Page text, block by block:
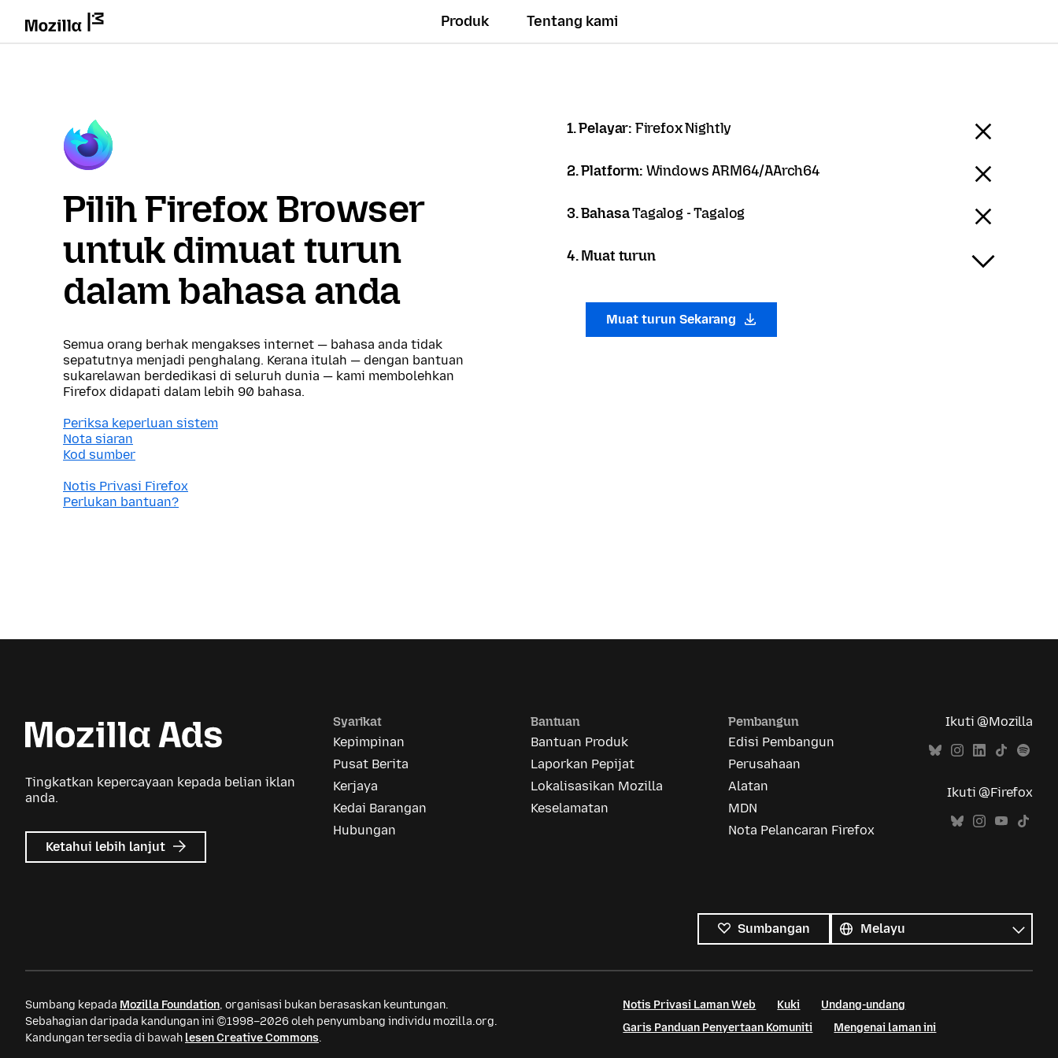
Produk Tentang kami
Pilih Firefox Browser
untuk dimuat turun
dalam bahasa anda
Semua orang berhak mengakses internet — bahasa anda tidak
sepatutnya menjadi penghalang. Kerana itulah — dengan bantuan
sukarelawan berdedikasi di seluruh dunia — kami membolehkan
Firefox didapati dalam lebih 90 bahasa.
Periksa keperluan sistem
Nota siaran
Kod sumber
Notis Privasi Firefox
Perlukan bantuan?
1. Pelayar: Firefox Nightly
2. Platform: Windows ARM64/AArch64
3. BahasaTagalog - Tagalog
4. Muat turun
Muat turun Sekarang
Tingkatkan kepercayaan kepada belian iklan
anda.
Ketahui lebih lanjut tentang
Iklan
Syarikat
Kepimpinan
Pusat Berita
Kerjaya
Kedai Barangan
Hubungan
Bantuan
Bantuan Produk
Laporkan Pepijat
Lokalisasikan Mozilla
Keselamatan
Pembangun
Edisi Pembangun
Perusahaan
Alatan
MDN
Nota Pelancaran Firefox
Ikuti @Mozilla
Ikuti @Firefox
Sumbangan
bahasa
Bahasa
Sumbang kepada Mozilla Foundation, organisasi bukan berasaskan keuntungan.
Sebahagian daripada kandungan ini ©1998–2026 oleh penyumbang individu mozilla.org.
Kandungan tersedia di bawah lesen Creative Commons.
Notis Privasi Laman Web Kuki
Undang-undang
Garis Panduan Penyertaan Komuniti
Mengenai laman ini